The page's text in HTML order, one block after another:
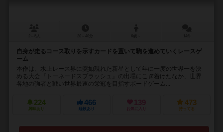
自身が走るコース取りを示すカードを置いて駒を進めていくレースゲ
ーム
本作は、水上レース界に突如現れた新星として年に一度の世界一を決
める大会『トーネードスプラッシュ』の出場にこぎ着けたなか、世界
各地の強者と戦い世界最速の栄冠を目指すボードゲーム...
224
興味あり
466
経験あり
139
お気に入り
473
持ってる